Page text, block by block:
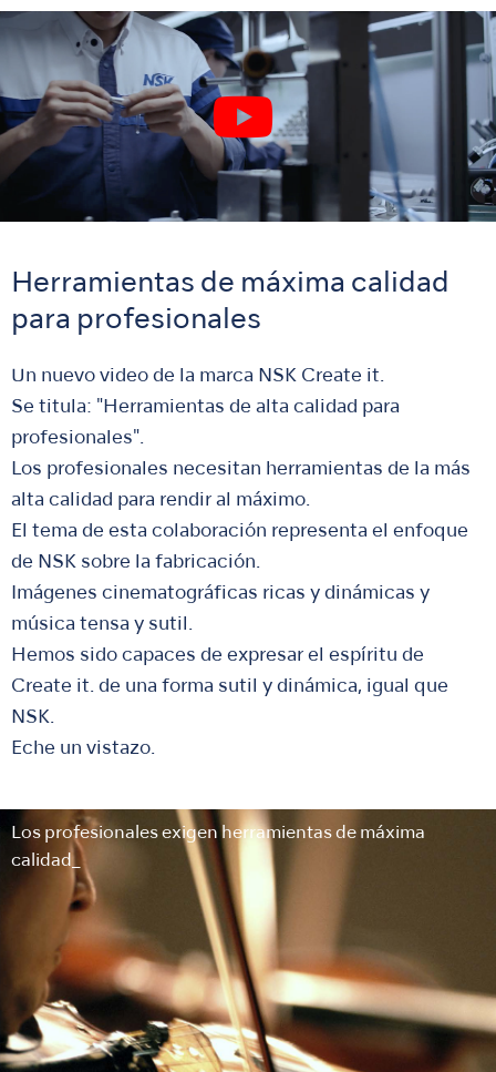
Herramientas de máxima calidad
para profesionales
Un nuevo video de la marca NSK Create it.
Se titula: "Herramientas de alta calidad para
profesionales".
Los profesionales necesitan herramientas de la más
alta calidad para rendir al máximo.
El tema de esta colaboración representa el enfoque
de NSK sobre la fabricación.
Imágenes cinematográficas ricas y dinámicas y
música tensa y sutil.
Hemos sido capaces de expresar el espíritu de
Create it. de una forma sutil y dinámica, igual que
NSK.
Eche un vistazo.
Los profesionales exigen herramientas de máxima
calidad_